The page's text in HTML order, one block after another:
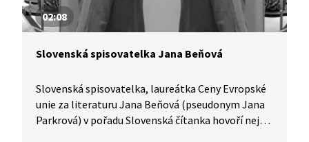
02:08
Slovenská spisovatelka Jana Beňová
Slovenská spisovatelka, laureátka Ceny Evropské
unie za literaturu Jana Beňová (pseudonym Jana
Parkrová) v pořadu Slovenská čítanka hovoří nejen